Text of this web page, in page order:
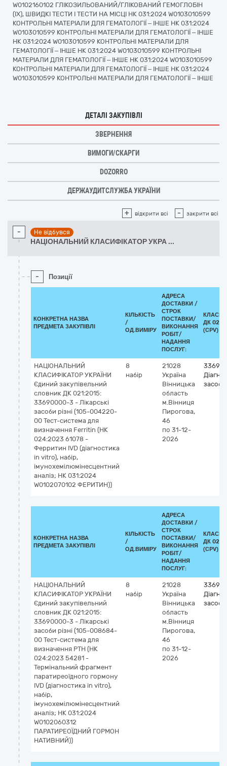
W0102160102 ГЛІКОЗИЛЬОВАНИЙ/ГЛІКОВАНИЙ ГЕМОГЛОБІН
(ІХ), ШВИДКІ ТЕСТИ І ТЕСТИ НА МІСЦІ НК 031:2024 W0103010599
КОНТРОЛЬНІ МАТЕРІАЛИ ДЛЯ ГЕМАТОЛОГІЇ – ІНШЕ НК 031:2024
W0103010599 КОНТРОЛЬНІ МАТЕРІАЛИ ДЛЯ ГЕМАТОЛОГІЇ – ІНШЕ
НК 031:2024 W0103010599 КОНТРОЛЬНІ МАТЕРІАЛИ ДЛЯ
ГЕМАТОЛОГІЇ – ІНШЕ НК 031:2024 W0103010599 КОНТРОЛЬНІ
МАТЕРІАЛИ ДЛЯ ГЕМАТОЛОГІЇ – ІНШЕ НК 031:2024 W0103010599
КОНТРОЛЬНІ МАТЕРІАЛИ ДЛЯ ГЕМАТОЛОГІЇ – ІНШЕ НК 031:2024
W0103010599 КОНТРОЛЬНІ МАТЕРІАЛИ ДЛЯ ГЕМАТОЛОГІЇ – ІНШЕ
ДЕТАЛІ ЗАКУПІВЛІ
ЗВЕРНЕННЯ
ВИМОГИ/СКАРГИ
DOZORRO
ДЕРЖАУДИТСЛУЖБА УКРАЇНИ
+ відкрити всі - закрити всі
- Не відбувся
НАЦІОНАЛЬНИЙ КЛАСИФІКАТОР УКРА ...
- Позиції
КОНКРЕТНА НАЗВА
ПРЕДМЕТА ЗАКУПІВЛІ
КІЛЬКІСТЬ
/
ОД.ВИМІРУ
АДРЕСА
ДОСТАВКИ /
СТРОК
ПОСТАВКИ/
ВИКОНАННЯ
РОБІТ/
НАДАННЯ
ПОСЛУГ:
ДК
(CPV)
НАЦІОНАЛЬНИЙ
КЛАСИФІКАТОР УКРАЇНИ
Єдиний закупівельний
словник ДК 021:2015:
33690000-3 - Лікарські
засоби різні (105-004220-
00 Тест-система для
визначення Ferritin (НК
024:2023 61078 -
Ферритин IVD (діагностика
in vitro), набір,
імунохемілюмінесцентний
аналіз; НК 031:2024
W0102070102 ФЕРИТИН))
8
набір
21028
Україна
Вінницька
область
м.Вінниця
Пирогова,
46
по 31-12-
2026
засоби
КОНКРЕТНА НАЗВА
ПРЕДМЕТА ЗАКУПІВЛІ
КІЛЬКІСТЬ
/
ОД.ВИМІРУ
АДРЕСА
ДОСТАВКИ /
СТРОК
ПОСТАВКИ/
ВИКОНАННЯ
РОБІТ/
НАДАННЯ
ПОСЛУГ:
ДК
(CPV)
НАЦІОНАЛЬНИЙ
КЛАСИФІКАТОР УКРАЇНИ
Єдиний закупівельний
словник ДК 021:2015:
33690000-3 - Лікарські
засоби різні (105-008684-
00 Тест-система для
визначення PTH (НК
024:2023 54281 -
Термінальний фрагмент
паратиреоїдного гормону
IVD (діагностика in vitro),
набір,
імунохемілюмінесцентний
аналіз; НК 031:2024
W0102060312
ПАРАТИРЕОЇДНИЙ ГОРМОН
НАТИВНИЙ))
8
набір
21028
Україна
Вінницька
область
м.Вінниця
Пирогова,
46
по 31-12-
2026
засоби